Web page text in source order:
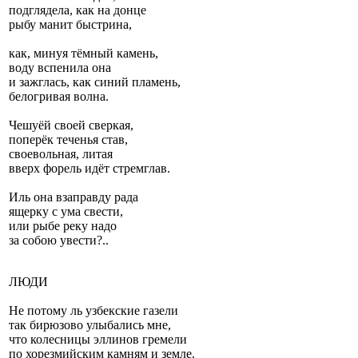
подглядела, как на донце
рыбу манит быстрина,
как, минуя тёмный камень,
воду вспенила она
и зажглась, как синий пламень,
белогривая волна.
Чешуёй своей сверкая,
поперёк теченья став,
своевольная, литая
вверх форель идёт стремглав.
Иль она взаправду рада
ящерку с ума свести,
или рыбе реку надо
за собою увести?..
ЛЮДИ
Не потому ль узбекские газели
так бирюзово улыбались мне,
что колесницы эллинов гремели
по хорезмийским камням и земле.